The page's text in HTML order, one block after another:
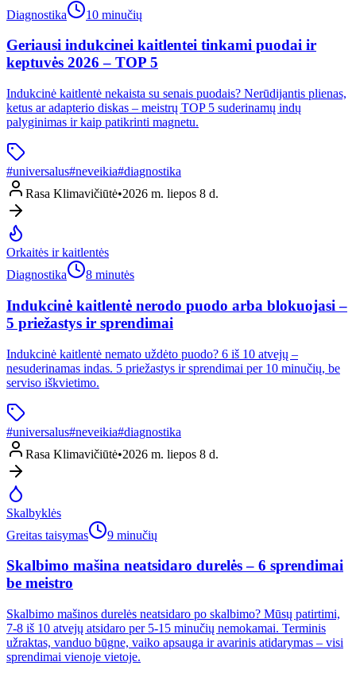
Diagnostika
10 minučių
Geriausi indukcinei kaitlentei tinkami puodai ir
keptuvės 2026 – TOP 5
Indukcinė kaitlentė nekaista su senais puodais? Nerūdijantis plienas,
ketus ar adapterio diskas – meistrų TOP 5 suderinamų indų
palyginimas ir kaip patikrinti magnetu.
#universalus#neveikia#diagnostika
Rasa Klimavičiūtė•2026 m. liepos 8 d.
Orkaitės ir kaitlentės
Diagnostika
8 minutės
Indukcinė kaitlentė nerodo puodo arba blokuojasi –
5 priežastys ir sprendimai
Indukcinė kaitlentė nemato uždėto puodo? 6 iš 10 atvejų –
nesuderinamas indas. 5 priežastys ir sprendimai per 10 minučių, be
serviso iškvietimo.
#universalus#neveikia#diagnostika
Rasa Klimavičiūtė•2026 m. liepos 8 d.
Skalbyklės
Greitas taisymas
9 minučių
Skalbimo mašina neatsidaro durelės – 6 sprendimai
be meistro
Skalbimo mašinos durelės neatsidaro po skalbimo? Mūsų patirtimi,
7-8 iš 10 atvejų atsidaro per 5-15 minučių nemokamai. Terminis
užraktas, vanduo būgne, vaiko apsauga ir avarinis atidarymas – visi
sprendimai vienoje vietoje.